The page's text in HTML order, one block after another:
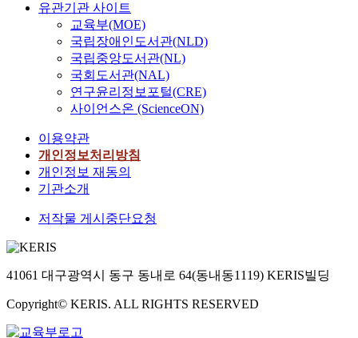
유관기관 사이트
교육부(MOE)
국립장애인도서관(NLD)
국립중앙도서관(NL)
국회도서관(NAL)
연구윤리정보포털(CRE)
사이언스온 (ScienceON)
이용약관
개인정보처리방침
개인정보 재동의
기관소개
저작물 게시중단요청
41061 대구광역시 동구 동내로 64(동내동1119) KERIS빌딩
Copyright© KERIS. ALL RIGHTS RESERVED